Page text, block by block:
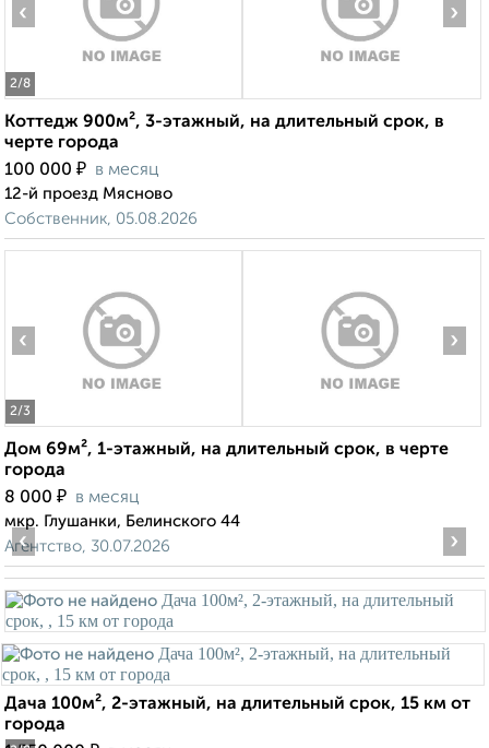
2/8
‹ ›
Коттедж 900м², 3-этажный, на длительный срок, в
черте города
100 000 ₽ в месяц
12-й проезд Мясново
Собственник, 05.08.2026
2/3
‹ ›
Дом 69м², 1-этажный, на длительный срок, в черте
города
8 000 ₽ в месяц
мкр. Глушанки, Белинского 44
Агентство, 30.07.2026
‹ ›
Дача 100м², 2-этажный, на длительный срок, 15 км от
города